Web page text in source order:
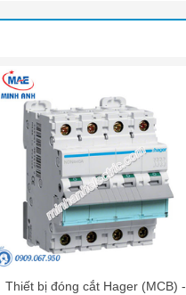
Thiết bị đóng cắt Hager (MCB) -